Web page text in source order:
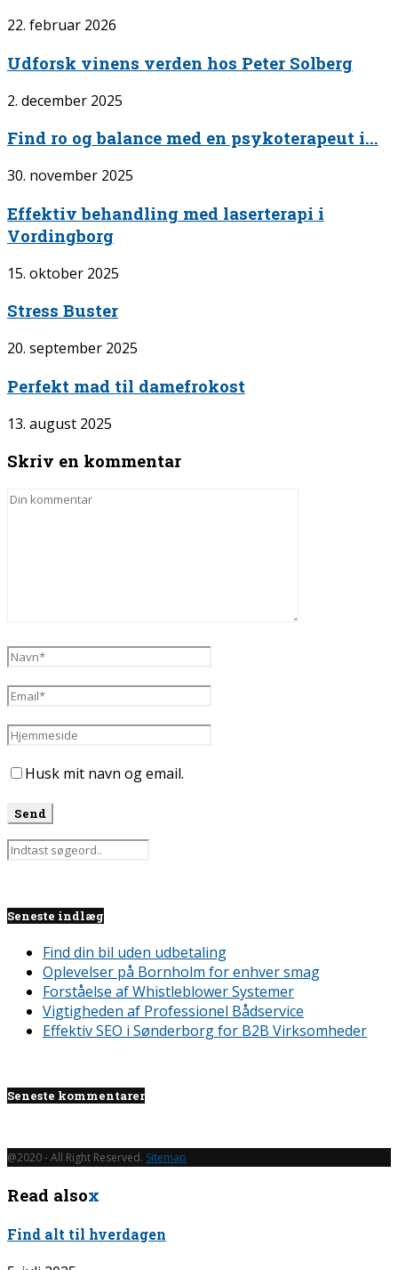
22. februar 2026
Udforsk vinens verden hos Peter Solberg
2. december 2025
Find ro og balance med en psykoterapeut i...
30. november 2025
Effektiv behandling med laserterapi i
Vordingborg
15. oktober 2025
Stress Buster
20. september 2025
Perfekt mad til damefrokost
13. august 2025
Skriv en kommentar
Husk mit navn og email.
Seneste indlæg
Find din bil uden udbetaling
Oplevelser på Bornholm for enhver smag
Forståelse af Whistleblower Systemer
Vigtigheden af Professionel Bådservice
Effektiv SEO i Sønderborg for B2B Virksomheder
Seneste kommentarer
@2020 - All Right Reserved. Sitemap
Read alsox
Find alt til hverdagen